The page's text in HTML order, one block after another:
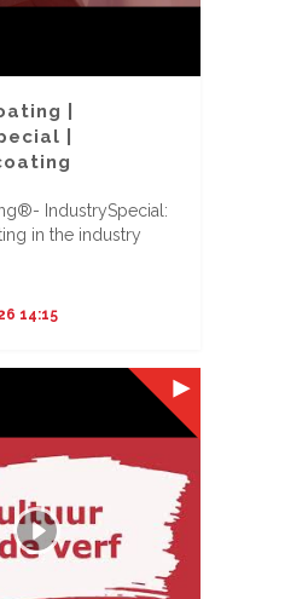
|
|
IndustrySpecial:
in the industry
14:15